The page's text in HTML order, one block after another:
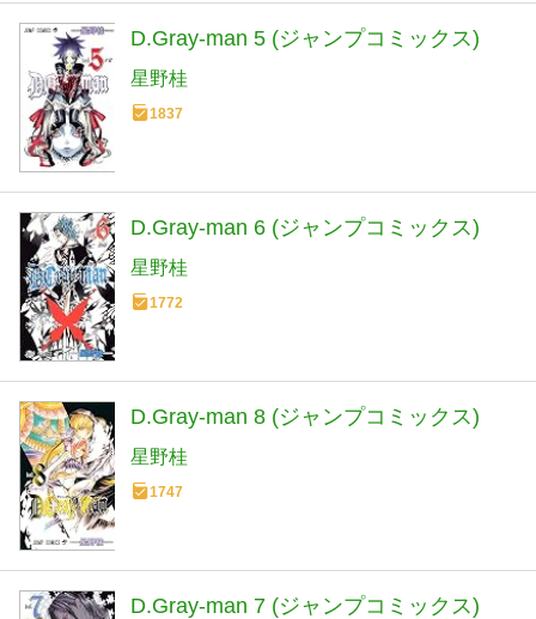
D.Gray-man 5 (ジャンプコミックス)
星野桂
1837
D.Gray-man 6 (ジャンプコミックス)
星野桂
1772
D.Gray-man 8 (ジャンプコミックス)
星野桂
1747
D.Gray-man 7 (ジャンプコミックス)